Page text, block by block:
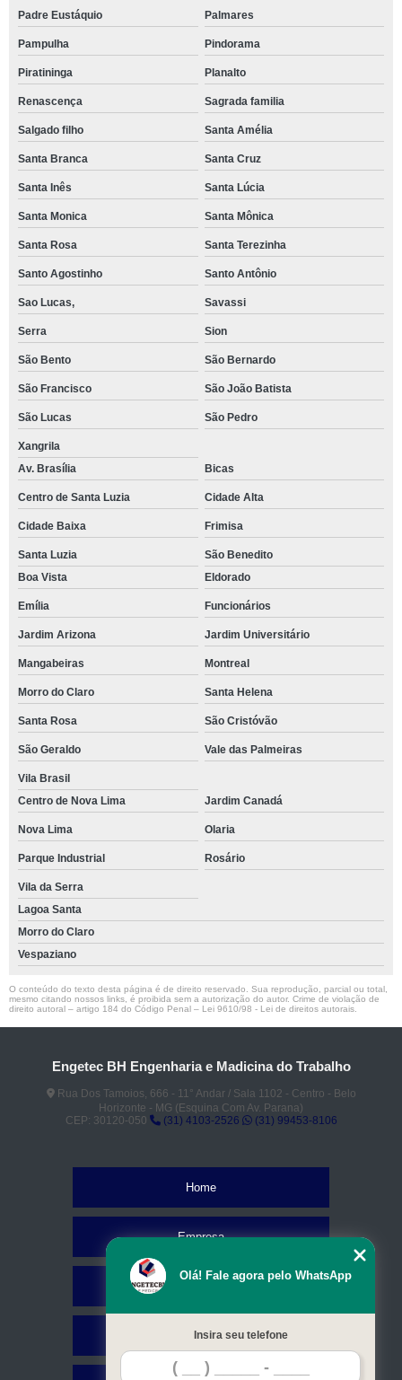
Padre Eustáquio Palmares
Pampulha Pindorama
Piratininga Planalto
Renascença Sagrada familia
Salgado filho Santa Amélia
Santa Branca Santa Cruz
Santa Inês Santa Lúcia
Santa Monica Santa Mônica
Santa Rosa Santa Terezinha
Santo Agostinho Santo Antônio
Sao Lucas, Savassi
Serra Sion
São Bento São Bernardo
São Francisco São João Batista
São Lucas São Pedro
Xangrila
Av. Brasília
Bicas
Centro de Santa Luzia Cidade Alta
Cidade Baixa Frimisa
Santa Luzia
São Benedito
Boa Vista
Eldorado
Emília Funcionários
Jardim Arizona Jardim Universitário
Mangabeiras Montreal
Morro do Claro Santa Helena
Santa Rosa São Cristóvão
São Geraldo Vale das Palmeiras
Vila Brasil
Centro de Nova Lima
Jardim Canadá
Nova Lima Olaria
Parque Industrial Rosário
Vila da Serra
Lagoa Santa
Morro do Claro
Vespaziano
O conteúdo do texto desta página é de direito reservado. Sua reprodução, parcial ou total,
mesmo citando nossos links, é proibida sem a autorização do autor. Crime de violação de
direito autoral – artigo 184 do Código Penal – Lei 9610/98 - Lei de direitos autorais
Engetec BH Engenharia e Madicina do Trabalho
Rua Dos Tamoios, 666 - 11° Andar / Sala 1102 - Centro - Belo
Horizonte - MG (Esquina Com Av. Parana)
CEP: 30120-050
(31) 4103-2526 (31) 99453-8106
Home
Empresa
Serviços
Olá! Fale agora pelo WhatsApp
Insira seu telefone